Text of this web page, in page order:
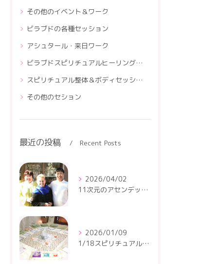
その他のイベント＆ワーク
ビラブドの各種セッション
アシュタール・来日ワーク
ビラブドスピリチュアルヒーリングスクール
スピリチュアル整体＆ボディセッションスクール
その他のセション
最近の投稿 Recent Posts
2026/04/02
11次元のアセンデッドマスター・アシュタールの4月のセッションです
2026/01/09
1/18スピリチュアルトーキングサークルが開催されます